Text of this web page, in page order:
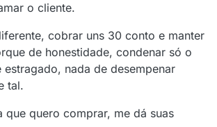
o cliente.
cobrar uns 30 conto e manter
de honestidade, condenar só o
estragado, nada de desempenar
tal.
que quero comprar, me dá suas